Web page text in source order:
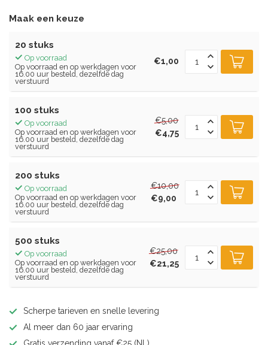
Maak een keuze
20 stuks
Op voorraad
Op voorraad en op werkdagen voor
16.00 uur besteld, dezelfde dag
verstuurd
€1,00
100 stuks
Op voorraad
Op voorraad en op werkdagen voor
16.00 uur besteld, dezelfde dag
verstuurd
€5,00
€4,75
200 stuks
Op voorraad
Op voorraad en op werkdagen voor
16.00 uur besteld, dezelfde dag
verstuurd
€10,00
€9,00
500 stuks
Op voorraad
Op voorraad en op werkdagen voor
16.00 uur besteld, dezelfde dag
verstuurd
€25,00
€21,25
Scherpe tarieven en snelle levering
Al meer dan 60 jaar ervaring